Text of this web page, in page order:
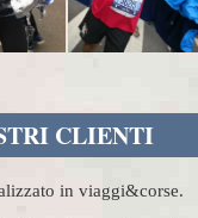
CLIENTI
in viaggi&corse.